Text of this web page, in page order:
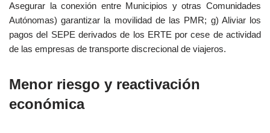
Asegurar la conexión entre Municipios y otras Comunidades
Autónomas) garantizar la movilidad de las PMR; g) Aliviar los
pagos del SEPE derivados de los ERTE por cese de actividad
de las empresas de transporte discrecional de viajeros.
Menor riesgo y reactivación
económica